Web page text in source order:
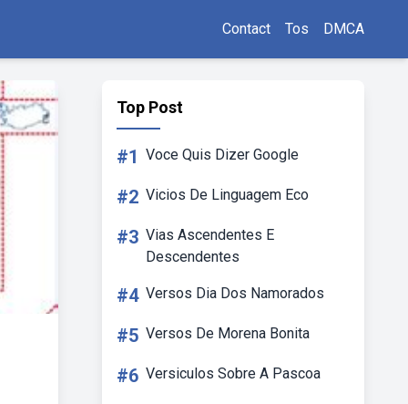
Contact Tos DMCA
Top Post
#1 Voce Quis Dizer Google
#2 Vicios De Linguagem Eco
#3 Vias Ascendentes E
Descendentes
#4 Versos Dia Dos Namorados
#5 Versos De Morena Bonita
#6 Versiculos Sobre A Pascoa